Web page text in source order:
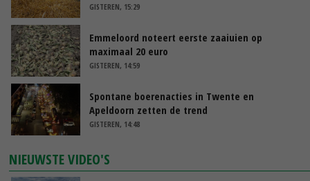
GISTEREN, 15:29
Emmeloord noteert eerste zaaiuien op
maximaal 20 euro
GISTEREN, 14:59
Spontane boerenacties in Twente en
Apeldoorn zetten de trend
GISTEREN, 14:48
NIEUWSTE VIDEO'S